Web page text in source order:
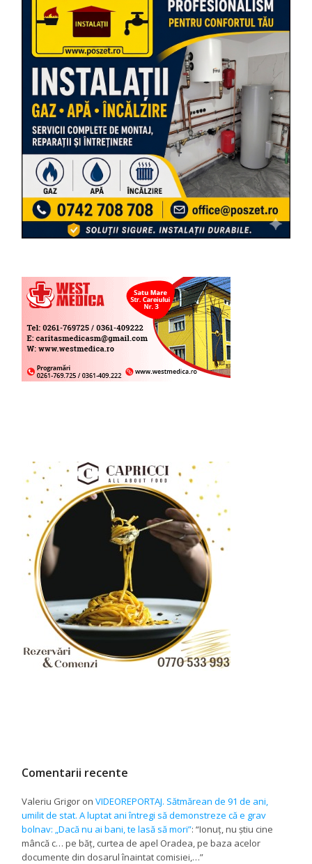
Comentarii recente
Valeriu Grigor onVIDEOREPORTAJ. Sătmărean de 91 de ani,
umilit de stat. A luptat ani întregi să demonstreze că e grav
bolnav: „Dacă nu ai bani, te lasă să mori”: “Ionuț, nu știu cine
mâncă c… pe băț, curtea de apel Oradea, pe baza acelor
documente din dosarul înaintat comisiei,…”